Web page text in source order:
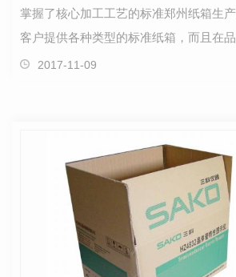
掌握了核心加工工艺的标准郑州纸箱生
客户提供各种类型的标准纸箱，而且在
出的表现，所以说如何更好来进行选择
2017-11-09